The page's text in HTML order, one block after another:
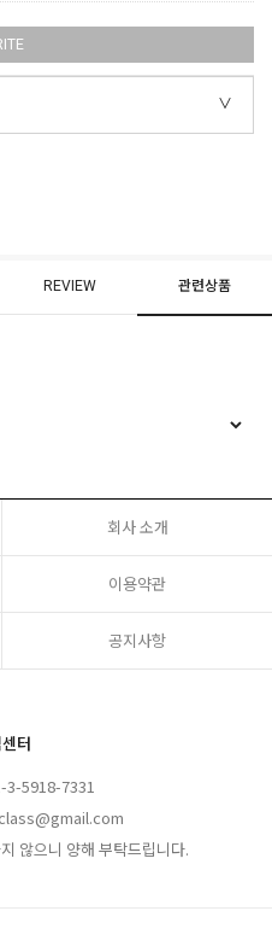
REVIEW 관련상품
회사 소개
이용약관
공지사항
터
3-5918-7331
않으니 양해 부탁드립니다.